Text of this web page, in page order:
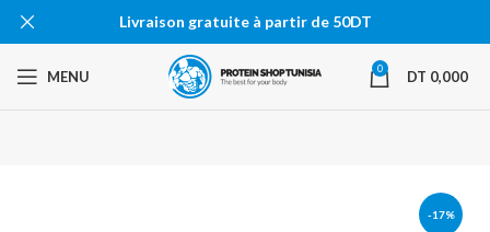
MENU 0 DT 0,000
-17%
Livraison gratuite à partir de 50DT